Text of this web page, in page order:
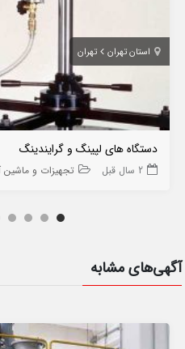
استان تهران تهران
دستگاه های لپینگ و گرایندینگ
2 سال قبل تجهیزات و
آگهی‌های مشابه